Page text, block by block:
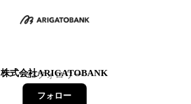
株式会社ARIGATOBANK
23フォロワー
フォロー